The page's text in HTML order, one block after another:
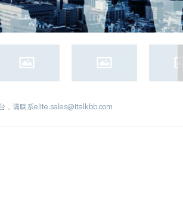
，请联系elite.sales@italkbb.com